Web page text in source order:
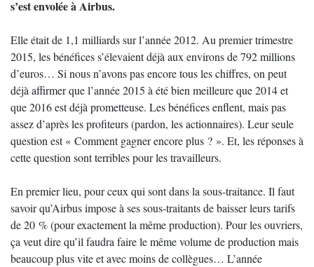
s’est envolée à Airbus.
Elle était de 1,1 milliards sur l’année 2012. Au premier trimestre
2015, les bénéfices s’élevaient déjà aux environs de 792 millions
d’euros… Si nous n’avons pas encore tous les chiffres, on peut
déjà affirmer que l’année 2015 à été bien meilleure que 2014 et
que 2016 est déjà prometteuse. Les bénéfices enflent, mais pas
assez d’après les profiteurs (pardon, les actionnaires). Leur seule
question est « Comment gagner encore plus ? ». Et, les réponses à
cette question sont terribles pour les travailleurs.
En premier lieu, pour ceux qui sont dans la sous-traitance. Il faut
savoir qu’Airbus impose à ses sous-traitants de baisser leurs tarifs
de 20 % (pour exactement la même production). Pour les ouvriers,
ça veut dire qu’il faudra faire le même volume de production mais
beaucoup plus vite et avec moins de collègues… L’année